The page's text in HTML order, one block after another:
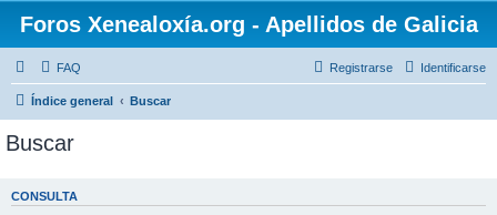
Foros Xenealoxía.org - Apellidos de Galicia
FAQ Identificarse
Registrarse
Índice general Buscar
Buscar
CONSULTA